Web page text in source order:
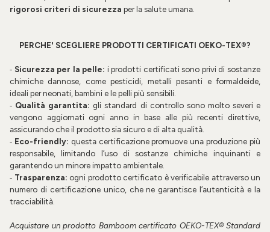
rigorosi criteri di sicurezza per la salute umana.
PERCHE' SCEGLIERE PRODOTTI CERTIFICATI OEKO-TEX®?
- Sicurezza per la pelle: i prodotti certificati sono privi di sostanze
chimiche dannose, come pesticidi, metalli pesanti e formaldeide,
ideali per neonati, bambini e le pelli più sensibili.
- Qualità garantita: gli standard di controllo sono molto severi e
vengono aggiornati ogni anno in base alle più recenti direttive,
assicurando che il prodotto sia sicuro e di alta qualità.
- Eco-friendly: questa certificazione promuove una produzione più
responsabile, limitando l’uso di sostanze chimiche inquinanti e
garantendo un minore impatto ambientale.
- Trasparenza: ogni prodotto certificato è verificabile attraverso un
numero di certificazione unico, che ne garantisce l’autenticità e la
tracciabilità.
Acquistare un prodotto Bamboomcertificato OEKO-TEX® Standard